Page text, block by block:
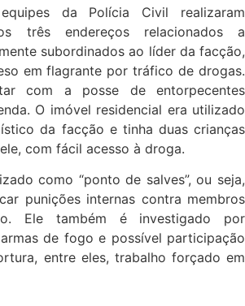
equipes da Polícia Civil realizaram
três endereços relacionados a
subordinados ao líder da facção,
em flagrante por tráfico de drogas.
com a posse de entorpecentes
O imóvel residencial era utilizado
da facção e tinha duas crianças
com fácil acesso à droga.
como “ponto de salves”, ou seja,
punições internas contra membros
Ele também é investigado por
de fogo e possível participação
entre eles, trabalho forçado em